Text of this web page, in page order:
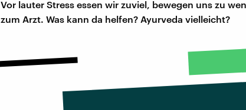
Vor lauter Stress essen wir zuviel, bewegen uns zu
zum Arzt. Was kann da helfen? Ayurveda vielleicht?